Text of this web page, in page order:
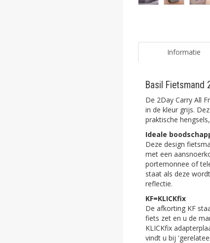
Informatie
Basil Fietsmand
De 2Day Carry All
in de kleur grijs.
praktische
Ideale
Deze design
met een
portemonnee of
staat als deze
reflectie.
KF=KLICKfix
De afkorting KF
fiets zet en u de
KLICKfix
vindt u bij